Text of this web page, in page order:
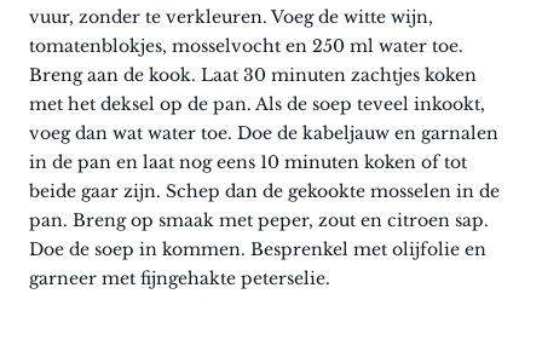
vuur, zonder te verkleuren. Voeg de witte wijn,
tomatenblokjes, mosselvocht en 250 ml water toe.
Breng aan de kook. Laat 30 minuten zachtjes koken
met het deksel op de pan. Als de soep teveel inkookt,
voeg dan wat water toe. Doe de kabeljauw en garnalen
in de pan en laat nog eens 10 minuten koken of tot
beide gaar zijn. Schep dan de gekookte mosselen in de
pan. Breng op smaak met peper, zout en citroen sap.
Doe de soep in kommen. Besprenkel met olijfolie en
garneer met fijngehakte peterselie.